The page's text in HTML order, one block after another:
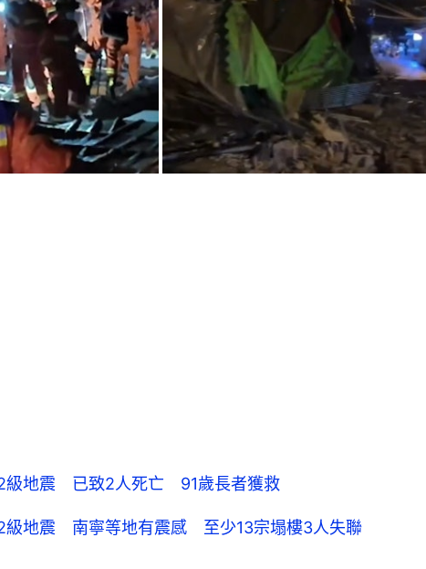
級地震 已致2人死亡 91歲長者獲救
級地震 南寧等地有震感 至少13宗塌樓3人失聯